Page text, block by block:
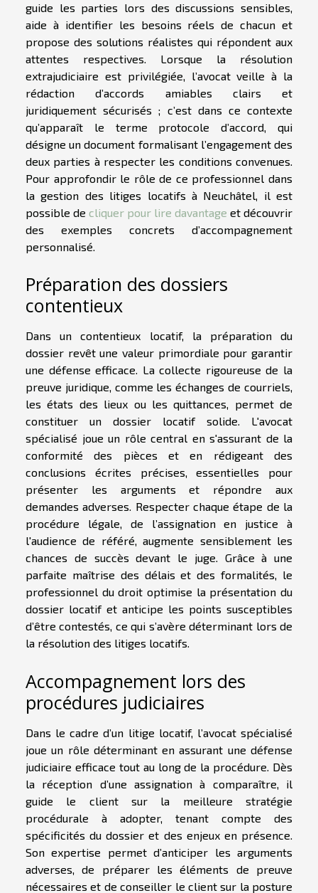
guide les parties lors des discussions sensibles,
aide à identifier les besoins réels de chacun et
propose des solutions réalistes qui répondent aux
attentes respectives. Lorsque la résolution
extrajudiciaire est privilégiée, l’avocat veille à la
rédaction d’accords amiables clairs et
juridiquement sécurisés ; c’est dans ce contexte
qu’apparaît le terme protocole d’accord, qui
désigne un document formalisant l’engagement des
deux parties à respecter les conditions convenues.
Pour approfondir le rôle de ce professionnel dans
la gestion des litiges locatifs à Neuchâtel, il est
possible de cliquer pour lire davantage et découvrir
des exemples concrets d’accompagnement
personnalisé.
Préparation des dossiers
contentieux
Dans un contentieux locatif, la préparation du
dossier revêt une valeur primordiale pour garantir
une défense efficace. La collecte rigoureuse de la
preuve juridique, comme les échanges de courriels,
les états des lieux ou les quittances, permet de
constituer un dossier locatif solide. L'avocat
spécialisé joue un rôle central en s'assurant de la
conformité des pièces et en rédigeant des
conclusions écrites précises, essentielles pour
présenter les arguments et répondre aux
demandes adverses. Respecter chaque étape de la
procédure légale, de l’assignation en justice à
l'audience de référé, augmente sensiblement les
chances de succès devant le juge. Grâce à une
parfaite maîtrise des délais et des formalités, le
professionnel du droit optimise la présentation du
dossier locatif et anticipe les points susceptibles
d’être contestés, ce qui s’avère déterminant lors de
la résolution des litiges locatifs.
Accompagnement lors des
procédures judiciaires
Dans le cadre d’un litige locatif, l’avocat spécialisé
joue un rôle déterminant en assurant une défense
judiciaire efficace tout au long de la procédure. Dès
la réception d’une assignation à comparaître, il
guide le client sur la meilleure stratégie
procédurale à adopter, tenant compte des
spécificités du dossier et des enjeux en présence.
Son expertise permet d’anticiper les arguments
adverses, de préparer les éléments de preuve
nécessaires et de conseiller le client sur la posture